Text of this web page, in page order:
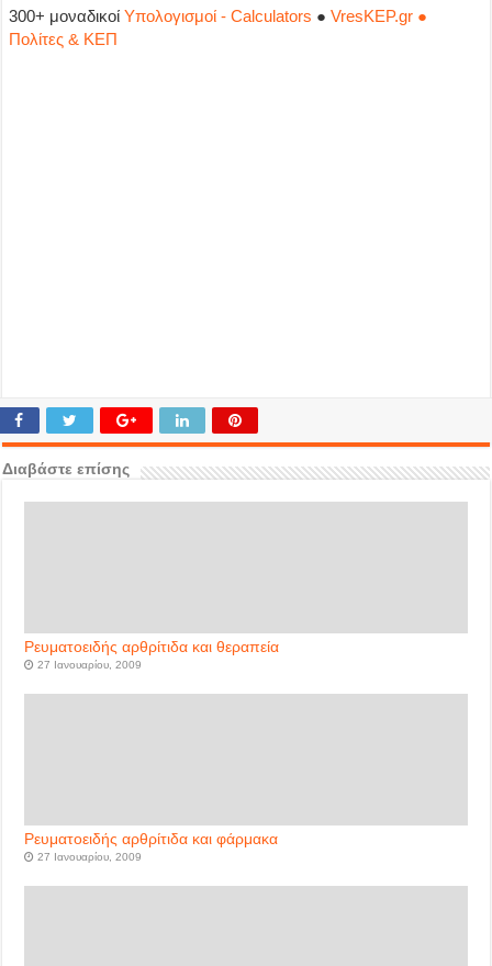
300+ μοναδικοίΥπολογισμοί - Calculators ●VresKEP.gr ●
Πολίτες & ΚΕΠ
Διαβάστε επίσης
Ρευματοειδής αρθρίτιδα και θεραπεία
27 Ιανουαρίου, 2009
Ρευματοειδής αρθρίτιδα και φάρμακα
27 Ιανουαρίου, 2009